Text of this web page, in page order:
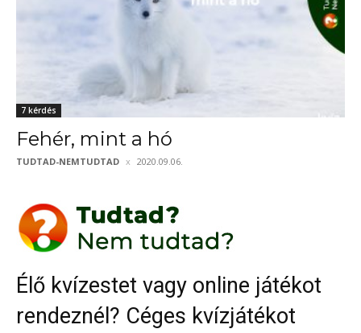
7 kérdés
Fehér, mint a hó
TUDTAD-NEMTUDTAD 2020.09.06.
Élő kvízestet vagy online játékot
rendeznél? Céges kvízjátékot